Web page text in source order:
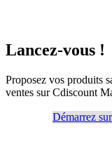
Lancez-vous !
Proposez vos produits
ventes sur Cdiscount
Démarrez